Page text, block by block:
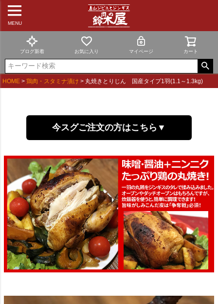
MENU
ブログ新着 お気に入り マイページ カート
HOME 鶏肉・スタミナ漬け 丸焼きとりじん 国産タイプ1羽(1.1～1.3kg)
今スグご注文の方はこちら▼